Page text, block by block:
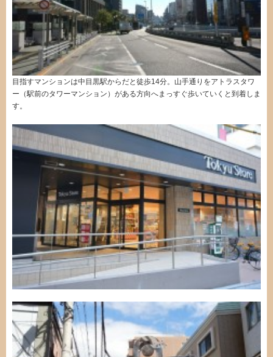
目指すマンションは中目黒駅からだと徒歩14分。山手通りをアトラスタワ
ー（駅前のタワーマンション）がある方向へまっすぐ歩いていくと到着しま
す。